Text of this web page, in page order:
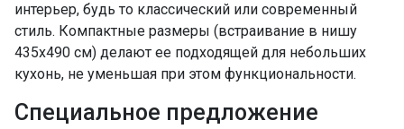
интерьер, будь то классический или современный
стиль. Компактные размеры (встраивание в нишу
435x490 см) делают ее подходящей для небольших
кухонь, не уменьшая при этом функциональности.
Специальное предложение